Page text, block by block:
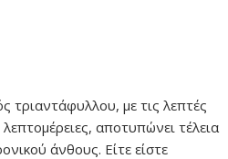
τριαντάφυλλου, με τις λεπτές
λεπτομέρειες, αποτυπώνει τέλεια
άνθους. Είτε είστε